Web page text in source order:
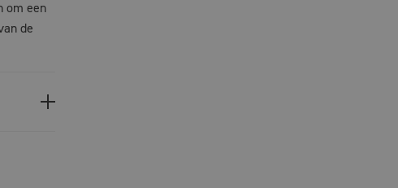
om een
de